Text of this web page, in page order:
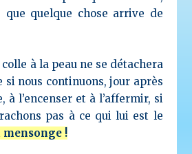
que quelque chose arrive de
à la peau ne se détachera
si nous continuons, jour après
à l’encenser et à l’affermir, si
pas à ce qui lui est le
mensonge !